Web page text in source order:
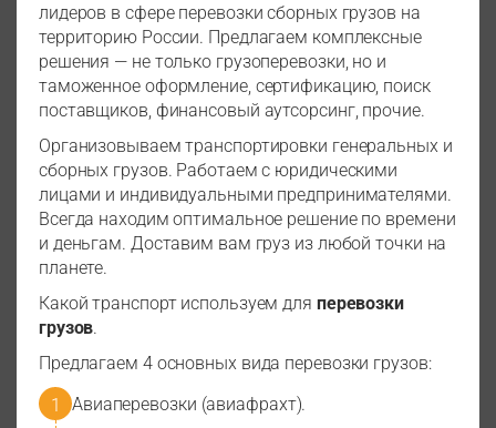
лидеров в сфере перевозки сборных грузов на
территорию России. Предлагаем комплексные
решения — не только грузоперевозки, но и
таможенное оформление, сертификацию, поиск
поставщиков, финансовый аутсорсинг, прочие.
Организовываем транспортировки генеральных и
сборных грузов. Работаем с юридическими
лицами и индивидуальными предпринимателями.
Всегда находим оптимальное решение по времени
и деньгам. Доставим вам груз из любой точки на
планете.
Какой транспорт используем для перевозки
грузов.
Предлагаем 4 основных вида перевозки грузов:
Авиаперевозки (авиафрахт).